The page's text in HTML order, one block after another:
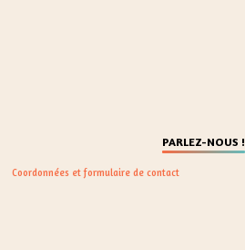
PARLEZ-NOUS !
Coordonnées et formulaire de contact